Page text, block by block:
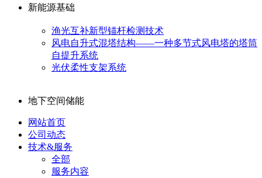
新能源基础
渔光互补新型锚杆检测技术
风电自升式混塔结构——一种多节式风电塔的塔筒
自提升系统
光伏柔性支架系统
地下空间储能
网站首页
公司动态
技术&服务
全部
服务内容